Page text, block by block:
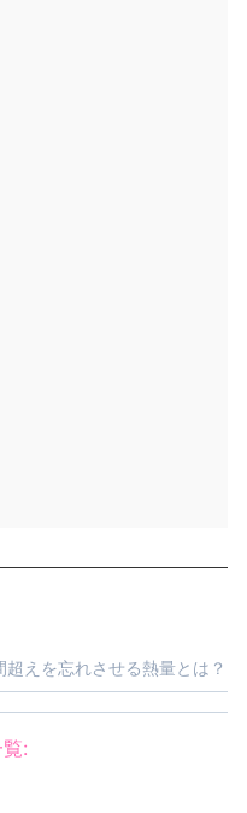
えを忘れさせる熱量とは？
: